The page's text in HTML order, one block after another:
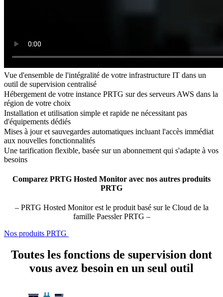
Vue d'ensemble de l'intégralité de votre infrastructure IT dans un
outil de supervision centralisé
Hébergement de votre instance PRTG sur des serveurs AWS dans la
région de votre choix
Installation et utilisation simple et rapide ne nécessitant pas
d'équipements dédiés
Mises à jour et sauvegardes automatiques incluant l'accès immédiat
aux nouvelles fonctionnalités
Une tarification flexible, basée sur un abonnement qui s'adapte à vos
besoins
Comparez PRTG Hosted Monitor avec nos autres produits
PRTG
– PRTG Hosted Monitor est le produit basé sur le Cloud de la
famille Paessler PRTG –
Nos produits PRTG
Toutes les fonctions de supervision dont
vous avez besoin en un seul outil